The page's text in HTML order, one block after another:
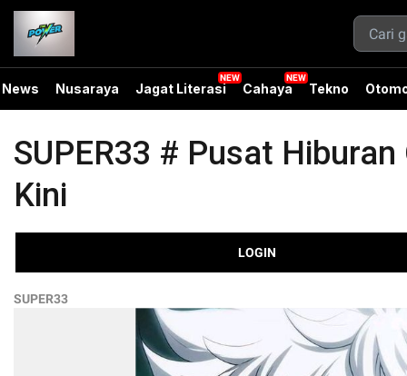
News Nusaraya Jagat Literasi Cahaya Tekno
SUPER33 # Pusat
Kini
LOGIN
SUPER33